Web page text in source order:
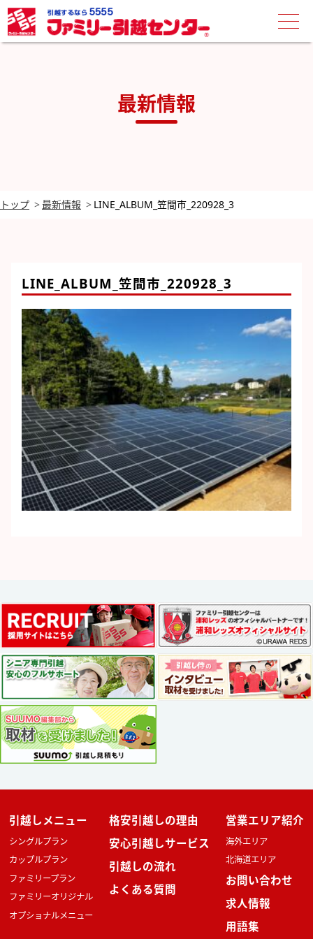
最新情報
トップ 最新情報 LINE_ALBUM_笠間市_220928_3
LINE_ALBUM_笠間市_220928_3
引越しメニュー
シングルプラン
カップルプラン
ファミリープラン
ファミリーオリジナル
オプショナルメニュー
格安引越しの理由
安心引越しサービス
引越しの流れ
よくある質問
営業エリア紹介
海外エリア
北海道エリア
お問い合わせ
求人情報
用語集